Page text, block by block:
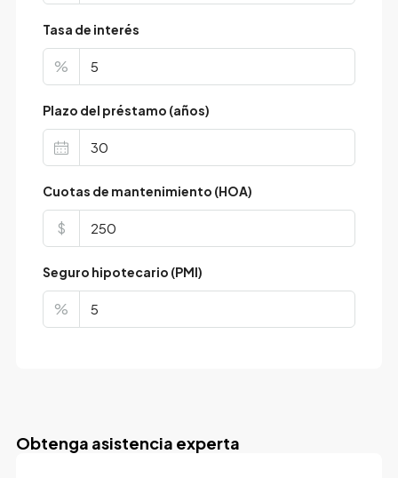
Tasa de interés
%
Plazo del préstamo (años)
Cuotas de mantenimiento (HOA)
$
Seguro hipotecario (PMI)
%
Obtenga asistencia experta